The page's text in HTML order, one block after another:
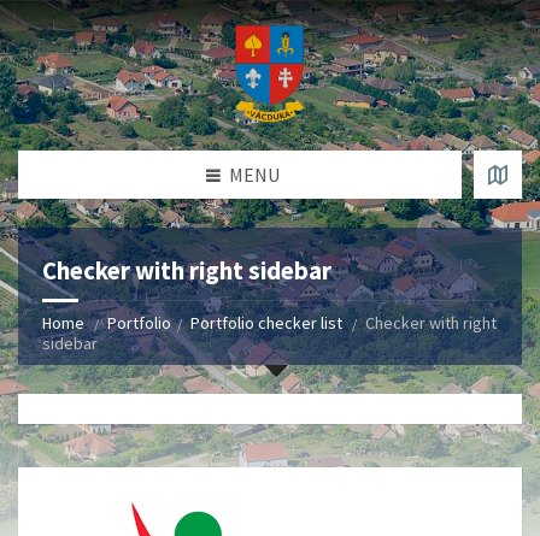
MENU
Checker with right sidebar
Home Portfolio Portfolio checker list
Checker with right
sidebar